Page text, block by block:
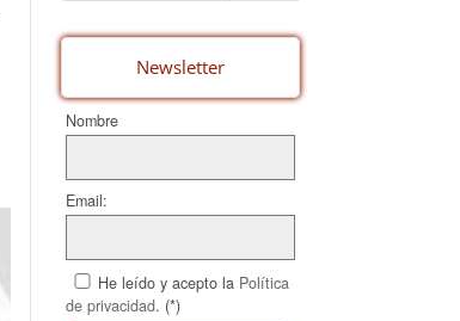
Newsletter
Nombre
Email:
He leído y acepto la Política
de privacidad. (*)